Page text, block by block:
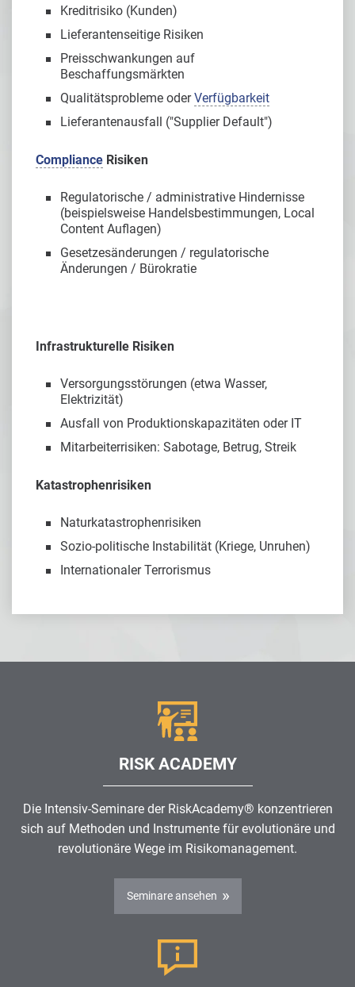
Kreditrisiko (Kunden)
Lieferantenseitige Risiken
Preisschwankungen auf
Beschaffungsmärkten
Qualitätsprobleme oderVerfügbarkeit
Lieferantenausfall ("Supplier Default")
Compliance Risiken
Regulatorische / administrative Hindernisse
(beispielsweise Handelsbestimmungen, Local
Content Auflagen)
Gesetzesänderungen / regulatorische
Änderungen / Bürokratie
Infrastrukturelle Risiken
Versorgungsstörungen (etwa Wasser,
Elektrizität)
Ausfall von Produktionskapazitäten oder IT
Mitarbeiterrisiken: Sabotage, Betrug, Streik
Katastrophenrisiken
Naturkatastrophenrisiken
Sozio-politische Instabilität (Kriege, Unruhen)
Internationaler Terrorismus
RISK ACADEMY
Die Intensiv-Seminare der RiskAcademy® konzentrieren
sich auf Methoden und Instrumente für evolutionäre und
revolutionäre Wege im Risikomanagement.
Seminare ansehen